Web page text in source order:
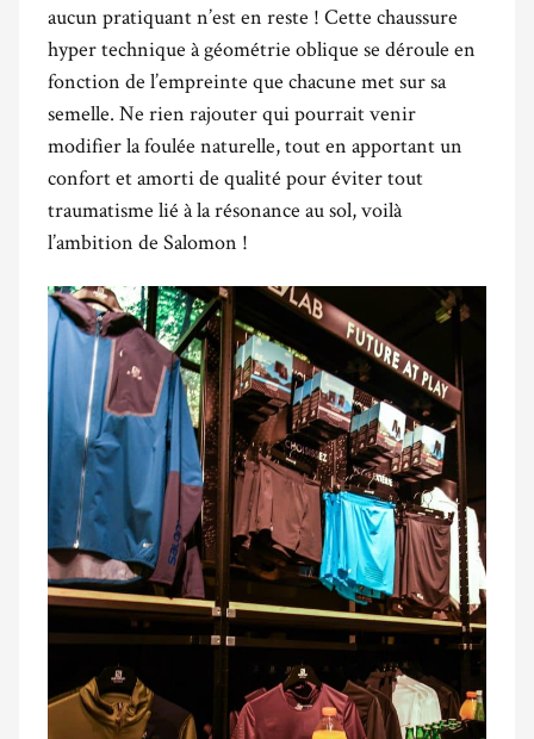
aucun pratiquant n’est en reste ! Cette chaussure
hyper technique à géométrie oblique se déroule en
fonction de l’empreinte que chacune met sur sa
semelle. Ne rien rajouter qui pourrait venir
modifier la foulée naturelle, tout en apportant un
confort et amorti de qualité pour éviter tout
traumatisme lié à la résonance au sol, voilà
l’ambition de Salomon !